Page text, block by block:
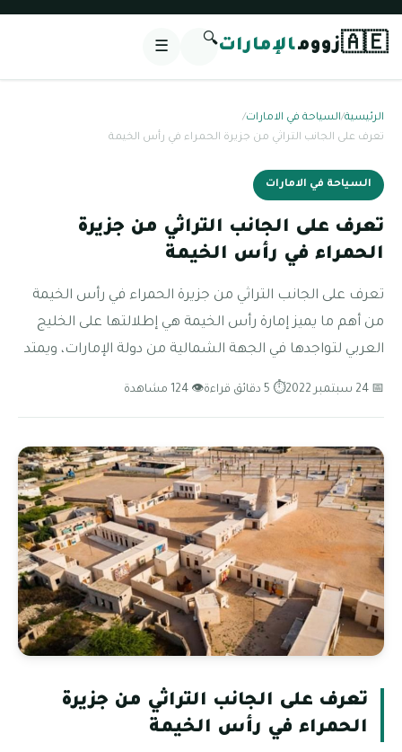
🇦🇪زوومالإمارات🔍
☰
الرئيسية/السياحة في الامارات/
تعرف على الجانب التراثي من جزيرة الحمراء في رأس الخيمة
السياحة في الامارات
تعرف على الجانب التراثي من جزيرة
الحمراء في رأس الخيمة
تعرف على الجانب التراثي من جزيرة الحمراء في رأس الخيمة
من أهم ما يميز إمارة رأس الخيمة هي إطلالتها على الخليج
العربي لتواجدها في الجهة الشمالية من دولة الإمارات، ويمتد
📅 24 سبتمبر 2022 ⏱ 5 دقائق قراءة 👁 124 مشاهدة
تعرف على الجانب التراثي من جزيرة
الحمراء في رأس الخيمة